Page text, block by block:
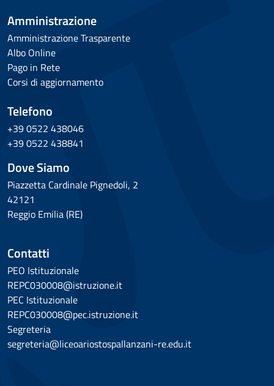
Amministrazione
Amministrazione Trasparente
Albo Online
Pago in Rete
Corsi di aggiornamento
Telefono
+39 0522 438046
+39 0522 438841
Dove Siamo
Piazzetta Cardinale Pignedoli, 2
42121
Reggio Emilia (RE)
Contatti
PEO Istituzionale
REPC030008@istruzione.it
PEC Istituzionale
REPC030008@pec.istruzione.it
Segreteria
segreteria@liceoariostospallanzani-re.edu.it